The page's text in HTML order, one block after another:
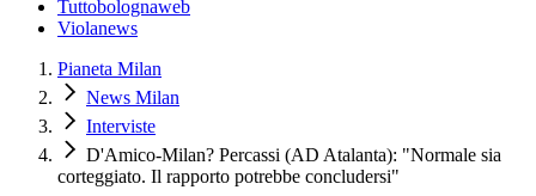
Tuttobolognaweb
Violanews
Pianeta Milan
News Milan
Interviste
D'Amico-Milan? Percassi (AD Atalanta): "Normale sia
corteggiato. Il rapporto potrebbe concludersi"